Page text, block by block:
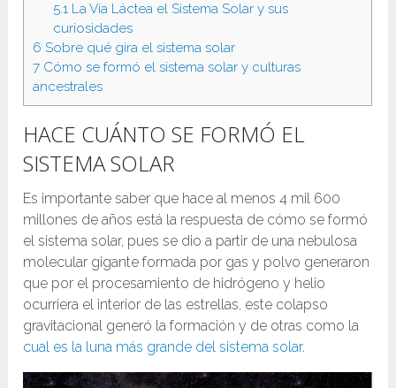
5.1La Vía Láctea el Sistema Solar y sus
curiosidades
6 Sobre qué gira el sistema solar
7 Cómo se formó el sistema solar y culturas
ancestrales
HACE CUÁNTO SE FORMÓ EL
SISTEMA SOLAR
Es importante saber que hace al menos 4 mil 600
millones de años está la respuesta de cómo se formó
el sistema solar, pues se dio a partir de una nebulosa
molecular gigante formada por gas y polvo generaron
que por el procesamiento de hidrógeno y helio
ocurriera el interior de las estrellas, este colapso
gravitacional generó la formación y de otras como la
cual es la luna más grande del sistema solar.